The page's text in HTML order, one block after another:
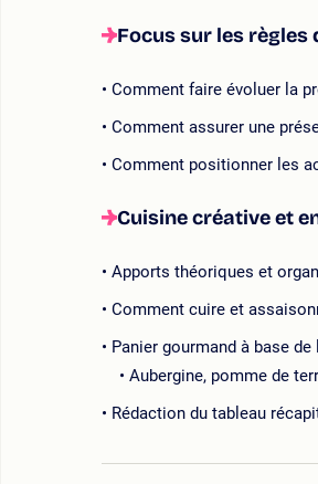
Focus sur les
Comment faire évoluer la
Comment assurer une
Comment positionner les
Cuisine créative et
Apports théoriques et
Comment cuire et
Panier gourmand à base
Aubergine, pomme de
Rédaction du tableau